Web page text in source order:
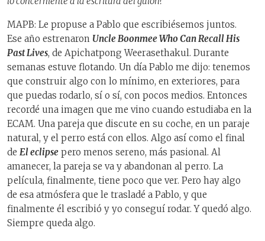
MAPB: Le propuse a Pablo que escribiésemos juntos.
Ese año estrenaron Uncle BoonmeeWho Can Recall His
Past Lives, de Apichatpong Weerasethakul. Durante
semanas estuve flotando. Un día Pablo me dijo: tenemos
que construir algo con lo mínimo, en exteriores, para
que puedas rodarlo, sí o sí, con pocos medios. Entonces
recordé una imagen que me vino cuando estudiaba en la
ECAM. Una pareja que discute en su coche, en un paraje
natural, y el perro está con ellos. Algo así como el final
de El eclipse pero menos sereno, más pasional. Al
amanecer, la pareja se va y abandonan al perro. La
película, finalmente, tiene poco que ver. Pero hay algo
de esa atmósfera que le trasladé a Pablo, y que
finalmente él escribió y yo conseguí rodar. Y quedó algo.
Siempre queda algo.